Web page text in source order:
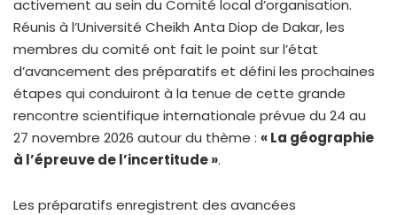
activement au sein du Comité local d’organisation.
Réunis à l’Université Cheikh Anta Diop de Dakar, les
membres du comité ont fait le point sur l’état
d’avancement des préparatifs et défini les prochaines
étapes qui conduiront à la tenue de cette grande
rencontre scientifique internationale prévue du 24 au
27 novembre 2026 autour du thème : « La géographie
à l’épreuve de l’incertitude ».
Les préparatifs enregistrent des avancées